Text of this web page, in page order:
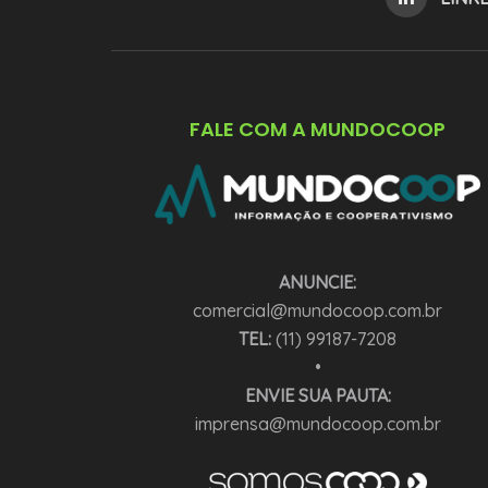
FALE COM A MUNDOCOOP
ANUNCIE:
comercial@mundocoop.com.br
TEL: (11) 99187-7208
•
ENVIE SUA PAUTA:
imprensa@mundocoop.com.br